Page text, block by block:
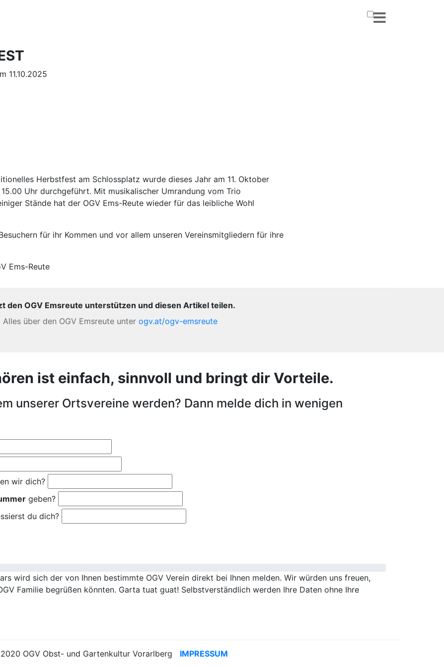
11.10.2025
Herbstfest am Schlossplatz wurde dieses Jahr am 11. Oktober
Uhr durchgeführt. Mit musikalischer Umrandung vom Trio
Stände hat der OGV Ems-Reute wieder für das leibliche Wohl
für ihr Kommen und vor allem unseren Vereinsmitgliedern für ihre
Ems-Reute
den OGV Emsreute unterstützen und diesen Artikel teilen.
Alles über den OGV Emsreute unter ogv.at/ogv-emsreute
ist einfach, sinnvoll und bringt dir Vorteile.
unserer Ortsvereine werden? Dann melde dich in wenigen
wir dich?
geben?
du dich?
wird sich der von Ihnen bestimmte OGV Verein direkt bei Ihnen melden. Wir würden uns freuen,
Familie begrüßen könnten. Garta tuat guat! Selbstverständlich werden Ihre Daten ohne Ihre
OGV Obst- und Gartenkultur Vorarlberg IMPRESSUM